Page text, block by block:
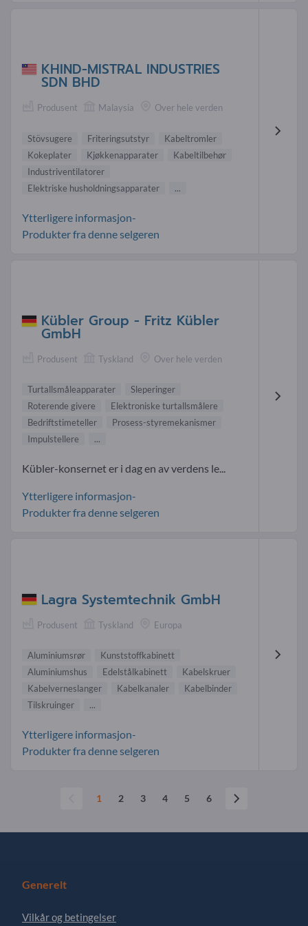
KHIND-MISTRAL INDUSTRIES
SDN BHD
Produsent Malaysia Over hele verden
Stövsugere Friteringsutstyr
Kabeltromler
Kokeplater
Kjøkkenapparater
Kabeltilbehør
Industriventilatorer
Elektriske husholdningsapparater
...
Ytterligere informasjon-
Produkter fra denne selgeren
Kübler Group - Fritz Kübler
GmbH
Produsent Tyskland Over hele verden
Turtallsmåleapparater
Sleperinger
Roterende givere
Elektroniske turtallsmålere
Bedriftstimeteller
Prosess-styremekanismer
Impulstellere
...
Kübler-konsernet er i dag en av verdens le...
Ytterligere informasjon-
Produkter fra denne selgeren
Lagra Systemtechnik GmbH
Produsent Tyskland Europa
Aluminiumsrør
Kunststoffkabinett
Aluminiumshus
Edelstålkabinett
Kabelskruer
Kabelverneslanger
Kabelkanaler
Kabelbinder
Tilskruinger
...
Ytterligere informasjon-
Produkter fra denne selgeren
1 2 3 4 5 6
Generelt
Vilkår og betingelser